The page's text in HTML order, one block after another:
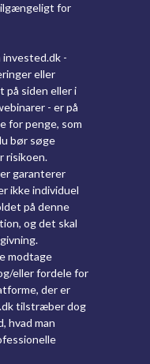
for
invested.dk -
eller
på siden eller i
- er på
for penge, som
bør søge
risikoen.
garanterer
ikke individuel
på denne
og det skal
modtage
eller fordele for
der er
tilstræber dog
hvad man